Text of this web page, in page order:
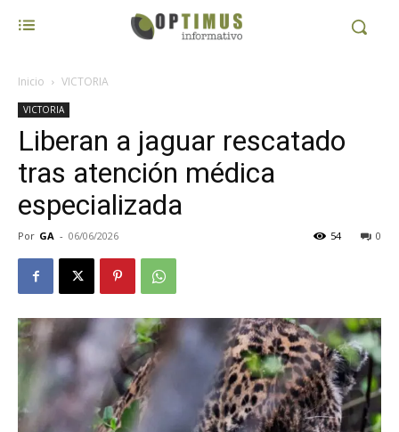
Inicio VICTORIA
VICTORIA
Liberan a jaguar rescatado
tras atención médica
especializada
Por GA - 06/06/2026 0
54